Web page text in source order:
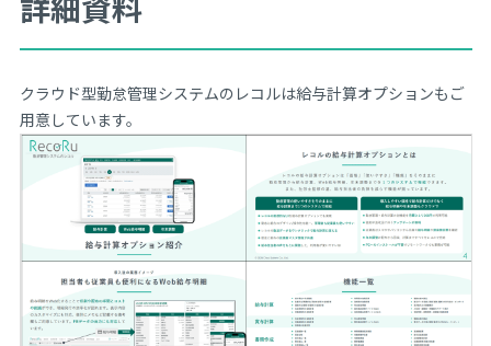
詳細資料
クラウド型勤怠管理システムのレコルは給与計算オプションもご
用意しています。